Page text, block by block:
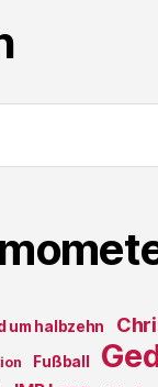
um halbzehn
Fußball